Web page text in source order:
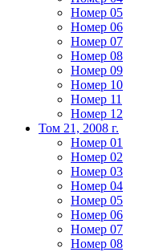
Номер 05
Номер 06
Номер 07
Номер 08
Номер 09
Номер 10
Номер 11
Номер 12
Том 21, 2008 г.
Номер 01
Номер 02
Номер 03
Номер 04
Номер 05
Номер 06
Номер 07
Номер 08